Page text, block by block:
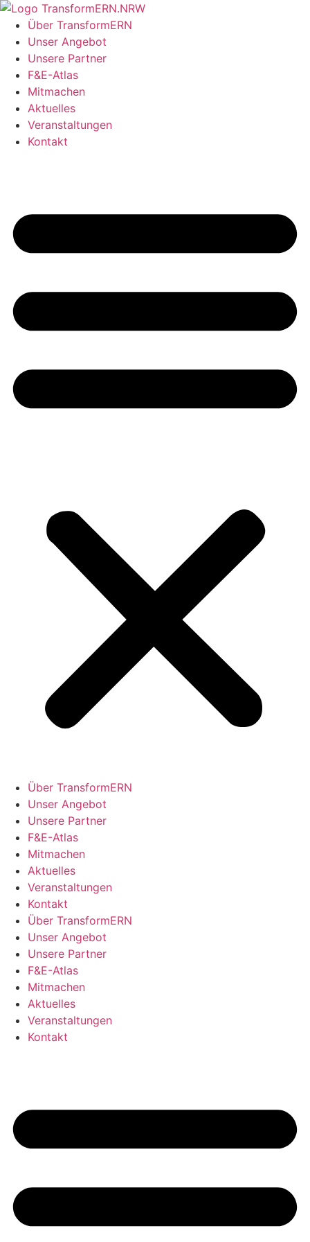
Zum
Inhalt
springen
Über TransformERN
Unser Angebot
Unsere Partner
F&E-Atlas
Mitmachen
Aktuelles
Veranstaltungen
Kontakt
Über TransformERN
Unser Angebot
Unsere Partner
F&E-Atlas
Mitmachen
Aktuelles
Veranstaltungen
Kontakt
Über TransformERN
Unser Angebot
Unsere Partner
F&E-Atlas
Mitmachen
Aktuelles
Veranstaltungen
Kontakt